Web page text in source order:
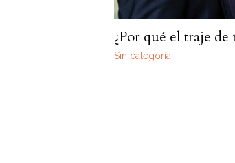
¿Por qué el traje de
Sin categoría